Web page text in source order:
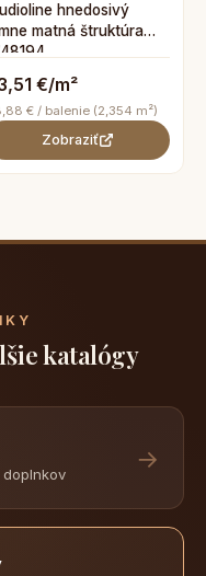
hnedosivý
matná štruktúra
€/m²
€ / balenie (2,354 m²)
Zobraziť
katalógy
→